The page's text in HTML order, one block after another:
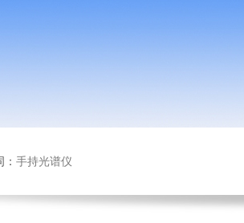
手持光谱仪